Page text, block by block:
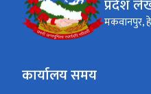
प्रदेश
मकवानपुर,
कार्यालय समय